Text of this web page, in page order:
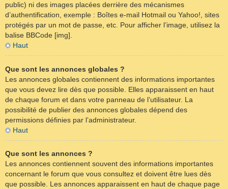
public) ni des images placées derrière des mécanismes
d’authentification, exemple : Boîtes e-mail Hotmail ou Yahoo!, sites
protégés par un mot de passe, etc. Pour afficher l’image, utilisez la
balise BBCode [img].
Haut
Que sont les annonces globales ?
Les annonces globales contiennent des informations importantes
que vous devez lire dès que possible. Elles apparaissent en haut
de chaque forum et dans votre panneau de l’utilisateur. La
possibilité de publier des annonces globales dépend des
permissions définies par l’administrateur.
Haut
Que sont les annonces ?
Les annonces contiennent souvent des informations importantes
concernant le forum que vous consultez et doivent être lues dès
que possible. Les annonces apparaissent en haut de chaque page